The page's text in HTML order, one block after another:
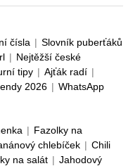
čísla | Slovník puberťáků
| Nejtěžší české
tipy | Ajťák radí |
2026 | WhatsApp
| Fazolky na
chlebíček | Chili
na salát | Jahodový